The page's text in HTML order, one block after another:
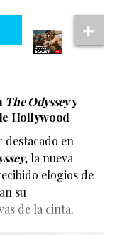
The Odysseyy
Hollywood
en
, la nueva
elogios de
su
de la cinta.